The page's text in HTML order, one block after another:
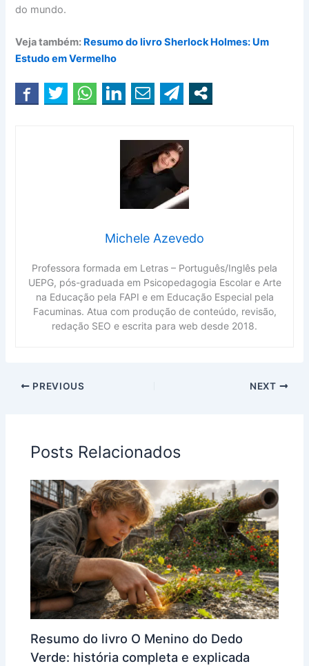
do mundo.
Veja também: Resumo do livro Sherlock Holmes: Um
Estudo em Vermelho
Michele Azevedo
Professora formada em Letras – Português/Inglês pela
UEPG, pós-graduada em Psicopedagogia Escolar e Arte
na Educação pela FAPI e em Educação Especial pela
Facuminas. Atua com produção de conteúdo, revisão,
redação SEO e escrita para web desde 2018.
PREVIOUS NEXT
Posts Relacionados
Resumo do livro O Menino do Dedo
Verde: história completa e explicada